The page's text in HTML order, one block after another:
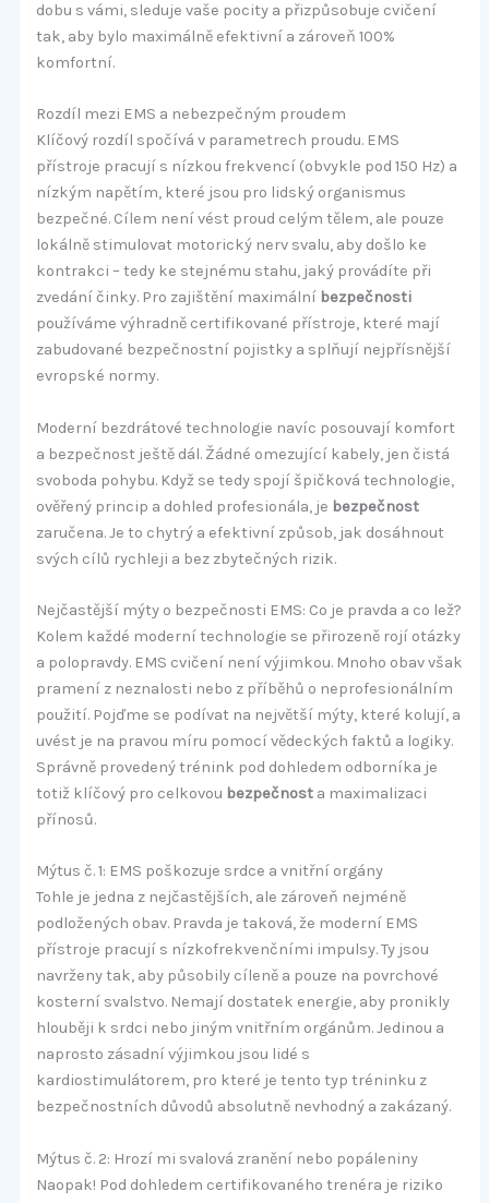
dobu s vámi, sleduje vaše pocity a přizpůsobuje cvičení
tak, aby bylo maximálně efektivní a zároveň 100%
komfortní.
Rozdíl mezi EMS a nebezpečným proudem
Klíčový rozdíl spočívá v parametrech proudu. EMS
přístroje pracují s nízkou frekvencí (obvykle pod 150 Hz) a
nízkým napětím, které jsou pro lidský organismus
bezpečné. Cílem není vést proud celým tělem, ale pouze
lokálně stimulovat motorický nerv svalu, aby došlo ke
kontrakci – tedy ke stejnému stahu, jaký provádíte při
zvedání činky. Pro zajištění maximální bezpečnosti
používáme výhradně certifikované přístroje, které mají
zabudované bezpečnostní pojistky a splňují nejpřísnější
evropské normy.
Moderní bezdrátové technologie navíc posouvají komfort
a bezpečnost ještě dál. Žádné omezující kabely, jen čistá
svoboda pohybu. Když se tedy spojí špičková technologie,
ověřený princip a dohled profesionála, je bezpečnost
zaručena. Je to chytrý a efektivní způsob, jak dosáhnout
svých cílů rychleji a bez zbytečných rizik.
Nejčastější mýty o bezpečnosti EMS: Co je pravda a co lež?
Kolem každé moderní technologie se přirozeně rojí otázky
a polopravdy. EMS cvičení není výjimkou. Mnoho obav však
pramení z neznalosti nebo z příběhů o neprofesionálním
použití. Pojďme se podívat na největší mýty, které kolují, a
uvést je na pravou míru pomocí vědeckých faktů a logiky.
Správně provedený trénink pod dohledem odborníka je
totiž klíčový pro celkovou bezpečnosta maximalizaci
přínosů.
Mýtus č. 1: EMS poškozuje srdce a vnitřní orgány
Tohle je jedna z nejčastějších, ale zároveň nejméně
podložených obav. Pravda je taková, že moderní EMS
přístroje pracují s nízkofrekvenčními impulsy. Ty jsou
navrženy tak, aby působily cíleně a pouze na povrchové
kosterní svalstvo. Nemají dostatek energie, aby pronikly
hlouběji k srdci nebo jiným vnitřním orgánům. Jedinou a
naprosto zásadní výjimkou jsou lidé s
kardiostimulátorem, pro které je tento typ tréninku z
bezpečnostních důvodů absolutně nevhodný a zakázaný.
Mýtus č. 2: Hrozí mi svalová zranění nebo popáleniny
Naopak! Pod dohledem certifikovaného trenéra je riziko